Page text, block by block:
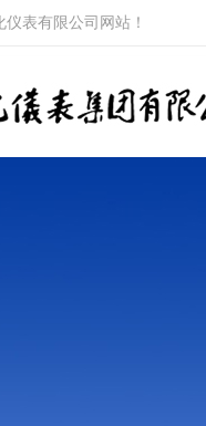
表有限公司网站！